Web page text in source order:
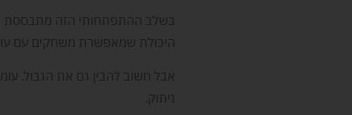
בשלב ההתפתחותי הזה מתבססת
היכולת שמאפשרת משחקים עם
אבל חשוב להבין גם את הגבול.
ניתוק.